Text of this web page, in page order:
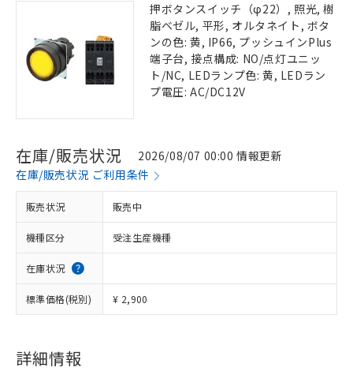
押ボタンスイッチ（φ22）, 照光, 樹
脂ベゼル, 平形, オルタネイト, ボタ
ンの色: 黄, IP66, プッシュインPlus
端子台, 接点構成: NO/点灯ユニッ
ト/NC, LEDランプ色: 黄, LEDラン
プ電圧: AC/DC12V
在庫/販売状況
2026/08/07 00:00 情報更新
在庫/販売状況 ご利用条件
販売状況 販売中
機種区分 受注生産機種
在庫状況
標準価格(税別) ¥ 2,900
詳細情報